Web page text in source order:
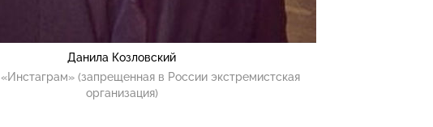
Данила Козловский
«Инстаграм» (запрещенная в России экстремистская
организация)